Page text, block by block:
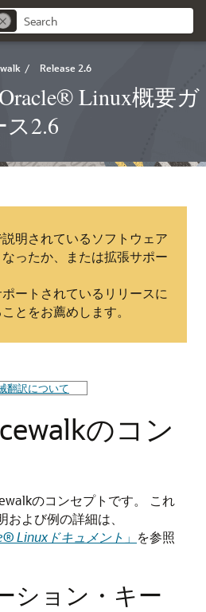
/ Release 2.6
Linux概要ガ
2.6
明されているソフトウェア
ったか、または拡張サポー
ートされているリリースに
とをお薦めします。
翻訳について
のコン
のコンセプトです。
これ
よび例の詳細は、
® Linuxドキュメント 」 を参照
ション・キー